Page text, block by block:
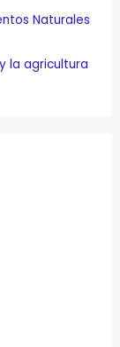
Naturales
la agricultura